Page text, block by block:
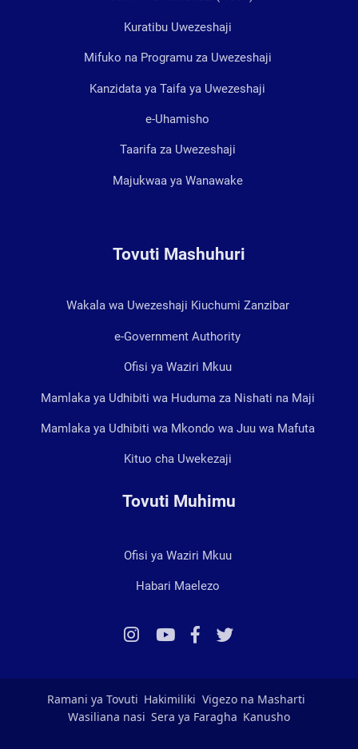
Kuratibu Uwezeshaji
Mifuko na Programu za Uwezeshaji
Kanzidata ya Taifa ya Uwezeshaji
e-Uhamisho
Taarifa za Uwezeshaji
Majukwaa ya Wanawake
Tovuti Mashuhuri
Wakala wa Uwezeshaji Kiuchumi Zanzibar
e-Government Authority
Ofisi ya Waziri Mkuu
Mamlaka ya Udhibiti wa Huduma za Nishati na Maji
Mamlaka ya Udhibiti wa Mkondo wa Juu wa Mafuta
Kituo cha Uwekezaji
Tovuti Muhimu
Ofisi ya Waziri Mkuu
Habari Maelezo
Ramani ya Tovuti Hakimiliki Vigezo na Masharti
Wasiliana nasi Sera ya Faragha Kanusho